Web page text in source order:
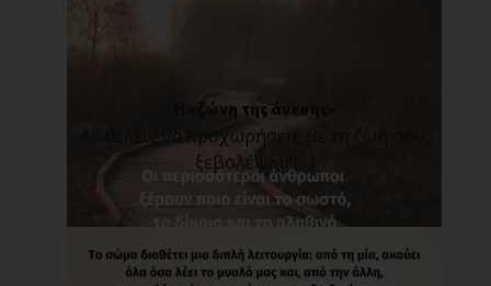
Η «ζώνη της άνεσης»
Αν θέλεις να προχωρήσεις με τη ζωή σου,
ξεβολέψου![...]